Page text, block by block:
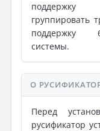
поддержку
группировать
поддержку
системы.
О
Перед
русификатор